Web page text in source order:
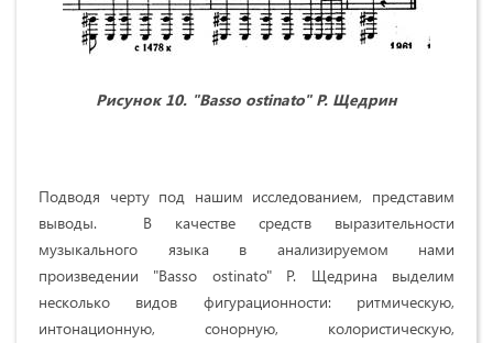
Рисунок 10. "Basso ostinato" Р. Щедрин
Подводя черту под нашим исследованием, представим
выводы. В качестве средств выразительности
музыкального языка в анализируемом нами
произведении "Basso ostinato" Р. Щедрина выделим
несколько видов фигурационности: ритмическую,
интонационную, сонорную, колористическую,